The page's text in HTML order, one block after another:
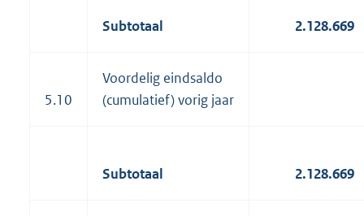
Subtotaal 2.128.669
5.10
Voordelig eindsaldo
(cumulatief) vorig jaar
Subtotaal 2.128.669